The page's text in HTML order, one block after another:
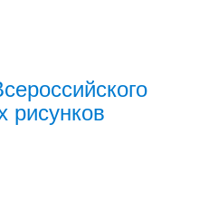
рисунков